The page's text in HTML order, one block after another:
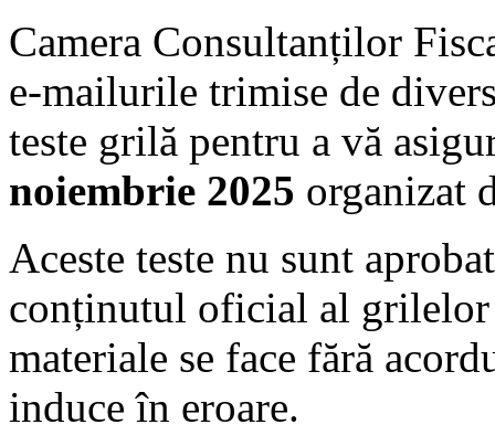
Camera Consultanților
e-mailurile trimise de
teste grilă pentru a vă
noiembrie 2025 organizat
Aceste teste nu sunt
conținutul oficial al grilelor
materiale se face fără
induce în eroare.